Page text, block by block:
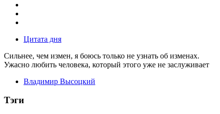
Цитата дня
Сильнее, чем измен, я боюсь только не узнать об изменах.
Ужасно любить человека, который этого уже не заслуживает
Владимир Высоцкий
Тэги